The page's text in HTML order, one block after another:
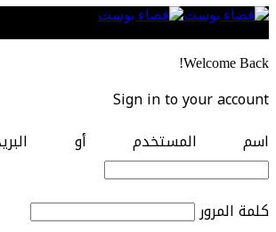
Welcome Back!
Sign in to your account
اسم المستخدم أو البريد
كلمة المرور